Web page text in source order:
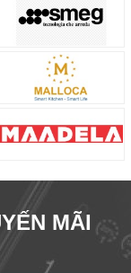
MÃI